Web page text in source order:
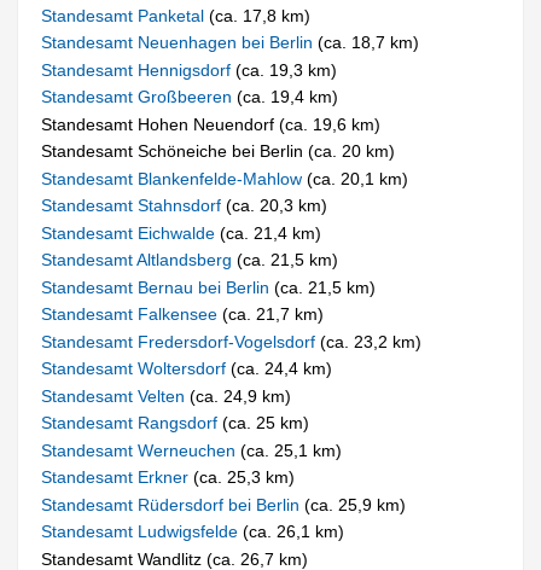
Standesamt Panketal(ca. 17,8 km)
Standesamt Neuenhagen bei Berlin(ca. 18,7 km)
Standesamt Hennigsdorf(ca. 19,3 km)
Standesamt Großbeeren(ca. 19,4 km)
Standesamt Hohen Neuendorf (ca. 19,6 km)
Standesamt Schöneiche bei Berlin (ca. 20 km)
Standesamt Blankenfelde-Mahlow(ca. 20,1 km)
Standesamt Stahnsdorf(ca. 20,3 km)
Standesamt Eichwalde(ca. 21,4 km)
Standesamt Altlandsberg(ca. 21,5 km)
Standesamt Bernau bei Berlin(ca. 21,5 km)
Standesamt Falkensee(ca. 21,7 km)
Standesamt Fredersdorf-Vogelsdorf(ca. 23,2 km)
Standesamt Woltersdorf(ca. 24,4 km)
Standesamt Velten(ca. 24,9 km)
Standesamt Rangsdorf(ca. 25 km)
Standesamt Werneuchen(ca. 25,1 km)
Standesamt Erkner(ca. 25,3 km)
Standesamt Rüdersdorf bei Berlin(ca. 25,9 km)
Standesamt Ludwigsfelde(ca. 26,1 km)
Standesamt Wandlitz (ca. 26,7 km)